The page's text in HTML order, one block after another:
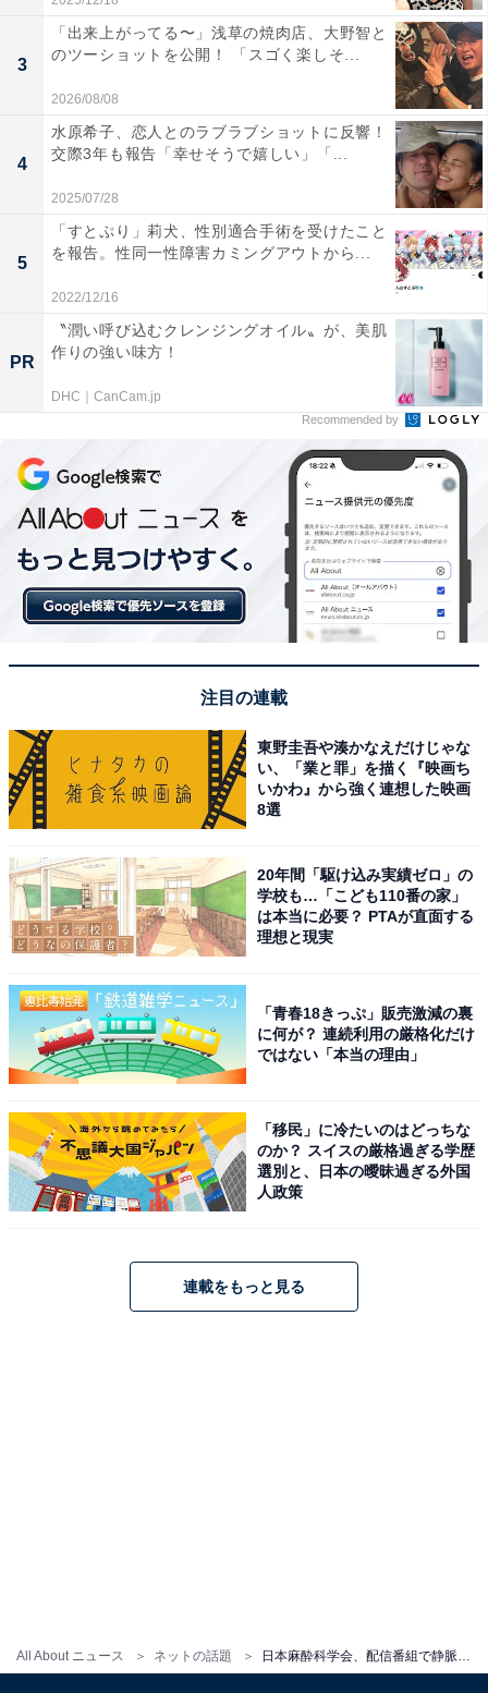
All About ニュース ネットの話題
3
「出来上がってる〜」浅草の焼肉店、大野智と
のツーショットを公開！ 「スゴく楽しそ...
2026/08/08
4
水原希子、恋人とのラブラブショットに反響！
交際3年も報告「幸せそうで嬉しい」「...
2025/07/28
5
「すとぷり」莉犬、性別適合手術を受けたこと
を報告。性同一性障害カミングアウトから...
2022/12/16
PR
〝潤い呼び込むクレンジングオイル〟が、美肌
作りの強い味方！
DHC｜CanCam.jp
Recommended by
注目の連載
東野圭吾や湊かなえだけじゃな
い、「業と罪」を描く『映画ち
いかわ』から強く連想した映画
8選
20年間「駆け込み実績ゼロ」の
学校も…「こども110番の家」
は本当に必要？ PTAが直面する
理想と現実
「青春18きっぷ」販売激減の裏
に何が？ 連続利用の厳格化だけ
ではない「本当の理由」
「移民」に冷たいのはどっちな
のか？ スイスの厳格過ぎる学歴
選別と、日本の曖昧過ぎる外国
人政策
連載をもっと見る